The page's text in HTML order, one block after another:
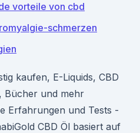
vorteile von cbd
schmerzen
kaufen, E-Liquids, CBD
Bücher und mehr
Erfahrungen und Tests -
CBD Öl basiert auf